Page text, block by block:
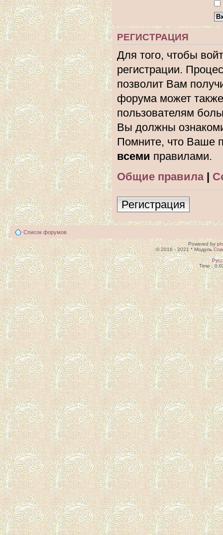
РЕГИСТРАЦИЯ
Для того, чтобы
регистрации.
позволит Вам
форума может
пользователям
Вы должны
Помните, что Ваше
всеми правилами.
Общие правила|
Регистрация
Список форумов
Powered by
© 2016 - 2021 * Модуль
Time :